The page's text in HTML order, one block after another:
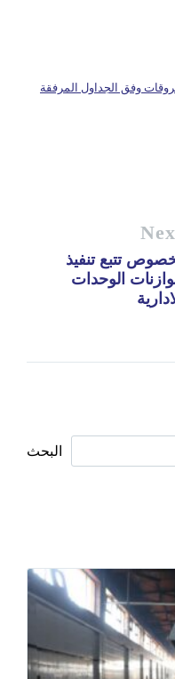
وفق الجداول المرفقة
تتبع تنفيذ
الوحدات
البحث